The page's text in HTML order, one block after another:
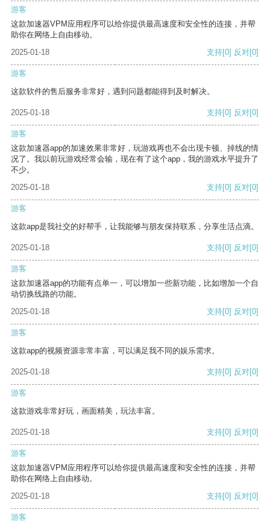
游客
这款加速器VPM应用程序可以给你提供最高速度和安全性的连接，并帮
助你在网络上自由移动。
2025-01-18
支持[0] 反对[0]
游客
这款软件的售后服务非常好，遇到问题都能得到及时解决。
2025-01-18 支持[0] 反对[0]
游客
这款加速器app的加速效果非常好，玩游戏再也不会出现卡顿、掉线的情
况了。我以前玩游戏经常会输，现在有了这个app，我的游戏水平提升了
不少。
2025-01-18
支持[0] 反对[0]
游客
这款app是我社交的好帮手，让我能够与朋友保持联系，分享生活点滴。
2025-01-18 支持[0] 反对[0]
游客
这款加速器app的功能有点单一，可以增加一些新功能，比如增加一个自
动切换线路的功能。
2025-01-18
支持[0] 反对[0]
游客
这款app的视频资源非常丰富，可以满足我不同的娱乐需求。
2025-01-18 支持[0] 反对[0]
游客
这款游戏非常好玩，画面精美，玩法丰富。
2025-01-18 支持[0] 反对[0]
游客
这款加速器VPM应用程序可以给你提供最高速度和安全性的连接，并帮
助你在网络上自由移动。
2025-01-18
支持[0] 反对[0]
游客